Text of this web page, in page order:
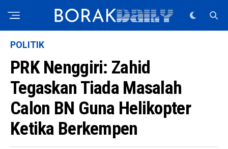
POLITIK
PRK Nenggiri: Zahid
Tegaskan Tiada Masalah
Calon BN Guna Helikopter
Ketika Berkempen